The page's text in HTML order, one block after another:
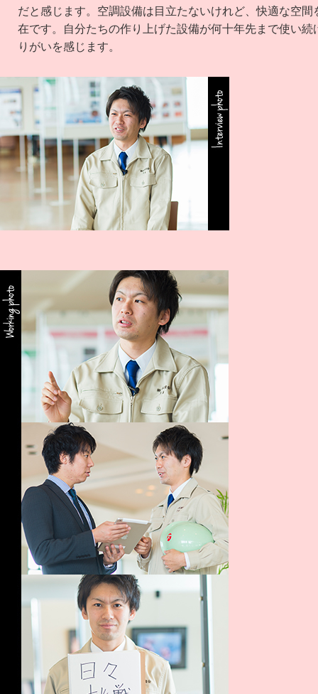
だと感じます。空調設備は目立たないけれど、快適な空
在です。自分たちの作り上げた設備が何十年先まで使い
りがいを感じます。